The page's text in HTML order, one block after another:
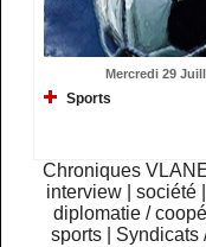
Mercredi 29
Sports
Chroniques
interview
|société
diplomatie /
sports
Syndicats